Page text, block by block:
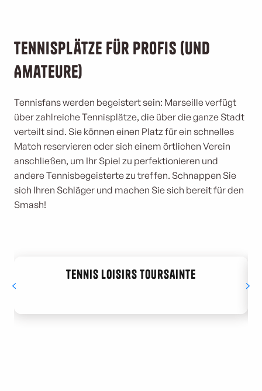
Tennisplätze für Profis (und
Amateure)
Tennisfans werden begeistert sein: Marseille verfügt
über zahlreiche Tennisplätze, die über die ganze Stadt
verteilt sind. Sie können einen Platz für ein schnelles
Match reservieren oder sich einem örtlichen Verein
anschließen, um Ihr Spiel zu perfektionieren und
andere Tennisbegeisterte zu treffen. Schnappen Sie
sich Ihren Schläger und machen Sie sich bereit für den
Smash!
Tennis Loisirs Toursainte